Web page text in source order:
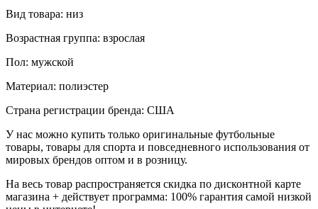
Вид товара: низ
Возрастная группа: взрослая
Пол: мужской
Материал: полиэстер
Страна регистрации бренда: США
У нас можно купить только оригинальные футбольные
товары, товары для спорта и повседневного использования от
мировых брендов оптом и в розницу.
На весь товар распространяется скидка по дисконтной карте
магазина + действует программа: 100% гарантия самой низкой